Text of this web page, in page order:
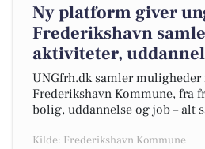
Ny platform giver
Frederikshavn
aktiviteter,
UNGfrh.dk samler muligheder
Frederikshavn Kommune, fra
bolig, uddannelse og job – alt
Kilde: Frederikshavn Kommune